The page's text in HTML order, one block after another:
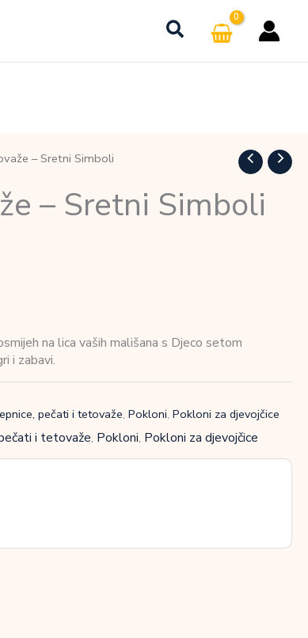
– Sretni Simboli
– Sretni Simboli
na lica vaših mališana s Djeco setom
i zabavi.
pečati i tetovaže, Pokloni, Pokloni za djevojčice
i tetovaže, Pokloni, Pokloni za djevojčice